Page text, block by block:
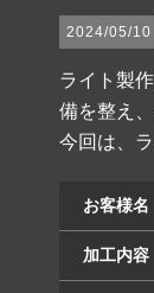
2024/05/10
ライト製
備を整え
今回は、
お客様名
加工内容